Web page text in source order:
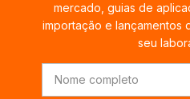
mercado, guias de
importação e lançamentos
seu